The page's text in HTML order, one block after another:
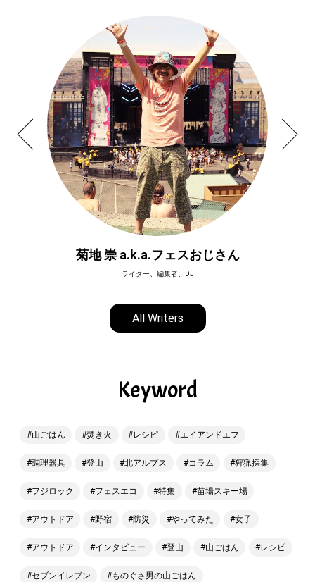
菊地 崇 a.k.a.フェスおじさん
ライター、編集者、DJ
All Writers
Keyword
山ごはん 焚き火 レシピ エイアンドエフ
調理器具 登山 北アルプス コラム 狩猟採集
フジロック フェスエコ 特集 苗場スキー場
アウトドア 野宿 防災 やってみた 女子
アウトドア インタビュー 登山 山ごはん レシピ
セブンイレブン ものぐさ男の山ごはん